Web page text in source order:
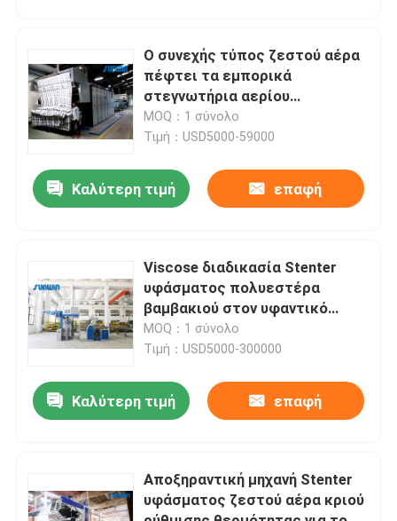
Προϊόντα
Περίπου εμείς
Γύρος εργοστασίων
Μας ελάτε σε επαφή με
Ζητήστε ένα απόσπασμα
υφαντική μηχανή stenter
Μηχανή Stenter υφάσματος
Ο συνεχής τύπος ζεστού αέρα
πέφτει τα εμπορικά
στεγνωτήρια αερίου
αποξηραντικών μηχανών 50Hz
MOQ：1 σύνολο
Τιμή：USD5000-59000
Καλύτερη τιμή επαφή
Viscose διαδικασία Stenter
υφάσματος πολυεστέρα
βαμβακιού στον υφαντικό
εξοπλισμό λήξης βιομηχανίας
κλωστοϋφαντουργίας
MOQ：1 σύνολο
Τιμή：USD5000-300000
Καλύτερη τιμή επαφή
Αποξηραντική μηχανή Stenter
υφάσματος ζεστού αέρα κριού